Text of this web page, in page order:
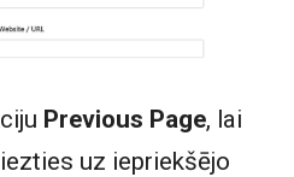
Previous Page, lai
uz iepriekšējo